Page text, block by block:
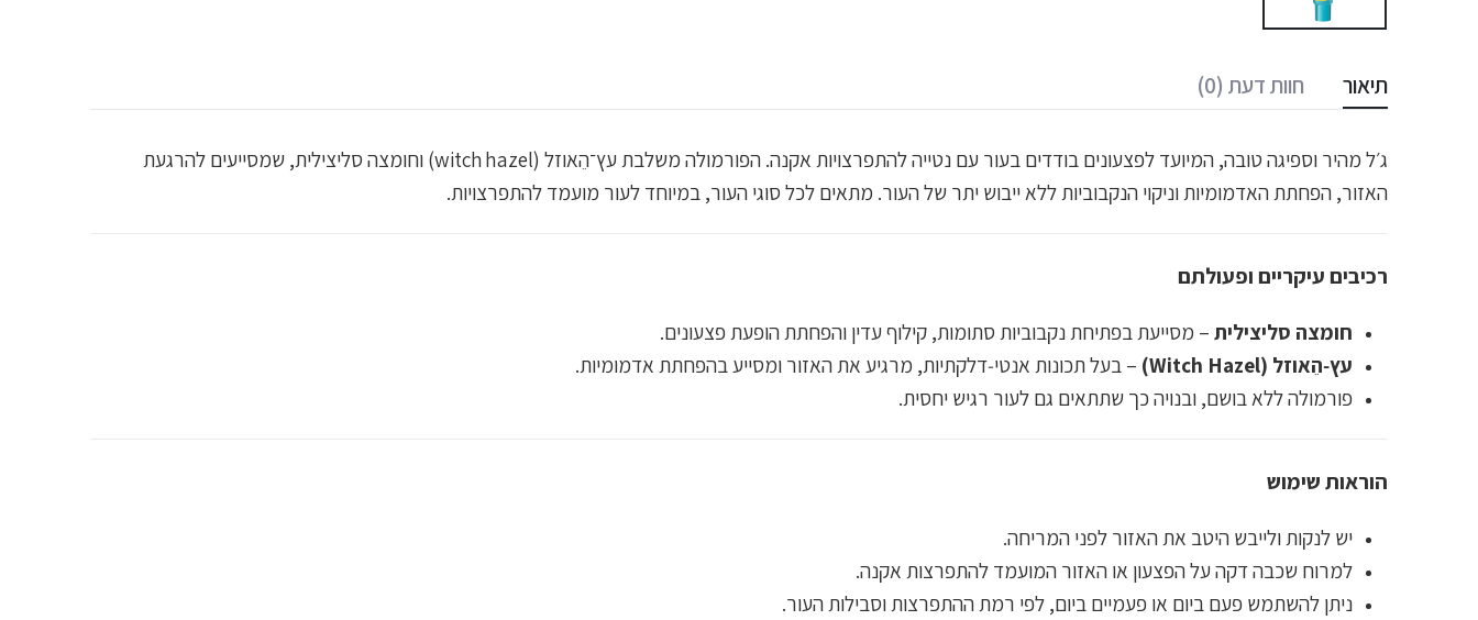
תיאור חוות דעת (0)
ג׳ל מהיר וספיגה טובה, המיועד לפצעונים בודדים בעור עם נטייה להתפרצויות אקנה. הפורמולה משלבת עץ־הֵאוזל (witch hazel) וחומצה סליצילית, שמסייעים להרגעת
האזור, הפחתת האדמומיות וניקוי הנקבוביות ללא ייבוש יתר של העור. מתאים לכל סוגי העור, במיוחד לעור מועמד להתפרצויות.
רכיבים עיקריים ופעולתם
חומצה סליצילית– מסייעת בפתיחת נקבוביות סתומות, קילוף עדין והפחתת הופעת פצעונים.
עץ‑הֵאוזל (Witch Hazel)
– בעל תכונות אנטי‑דלקתיות, מרגיע את האזור ומסייע בהפחתת אדמומיות.
פורמולה ללא בושם, ובנויה כך שתתאים גם לעור רגיש יחסית.
הוראות שימוש
יש לנקות ולייבש היטב את האזור לפני המריחה.
למרוח שכבה דקה על הפצעון או האזור המועמד להתפרצות אקנה.
ניתן להשתמש פעם ביום או פעמיים ביום, לפי רמת ההתפרצות וסבילות העור.